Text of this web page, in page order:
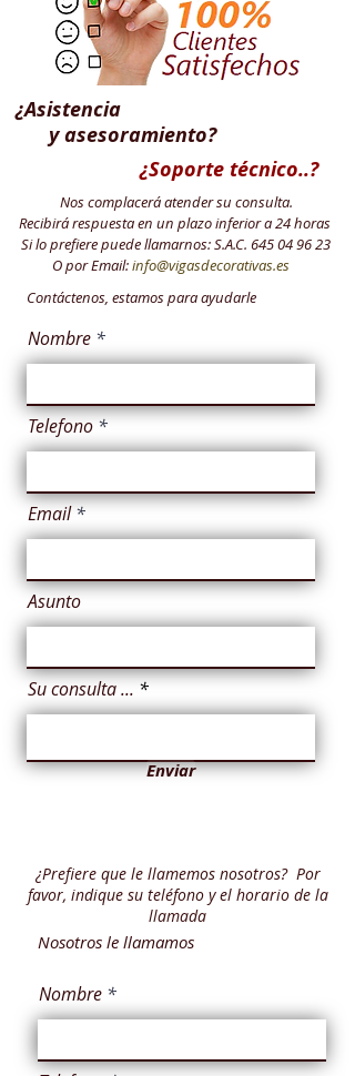
¿Asistencia
y asesoramiento?
¿Soporte técnico..?
Nos complacerá atender su consulta.
Recibirá respuesta en un plazo inferior a 24 horas
Si lo prefiere puede llamarnos: S.A.C. 645 04 96 23
O por Email:info@vigasdecorativas.es
Contáctenos, estamos para ayudarle
Nombre
Telefono
Email
Asunto
Su consulta ...
Enviar
¿Prefiere que le llamemos nosotros? Por
favor, indique su teléfono y el horario de la
llamada
Nosotros le llamamos
Nombre